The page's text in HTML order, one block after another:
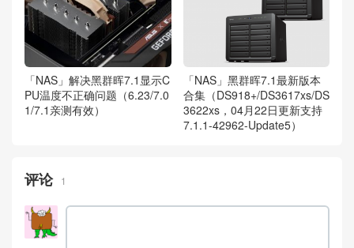
「NAS」解决黑群晖7.1显示C
PU温度不正确问题（6.23/7.0
1/7.1亲测有效）
「NAS」黑群晖7.1最新版本
合集（DS918+/DS3617xs/DS
3622xs，04月22日更新支持
7.1.1-42962-Update5）
评论 1